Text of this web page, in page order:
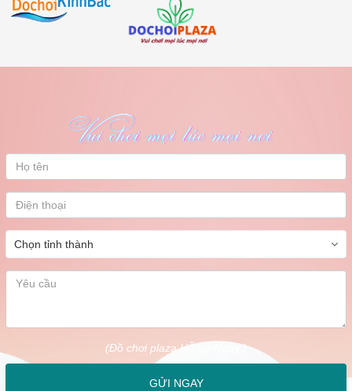
(Đồ chơi plaza Hỗ trợ Ngay )
GỬI NGAY